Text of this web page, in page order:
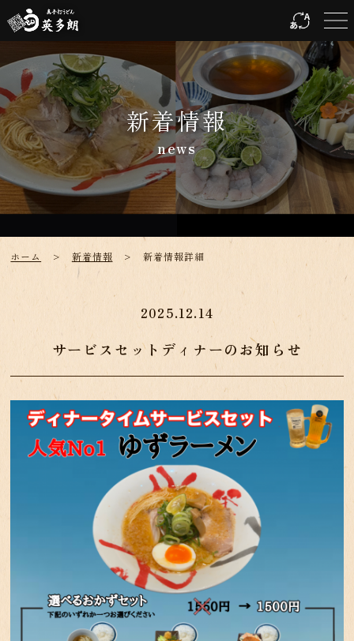
新着情報
news
ホーム > 新着情報 > 新着情報詳細​​​​​​​​​​​​​​
2025.12.14
サービスセットディナーのお知らせ